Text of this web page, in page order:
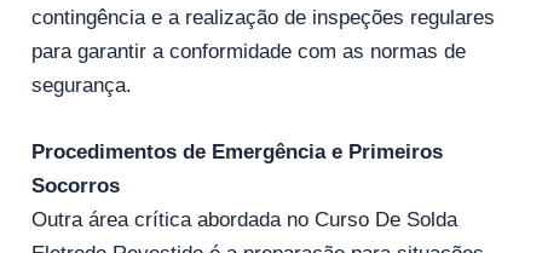
contingência e a realização de inspeções regulares
para garantir a conformidade com as normas de
segurança.
Procedimentos de Emergência e Primeiros
Socorros
Outra área crítica abordada no Curso De Solda